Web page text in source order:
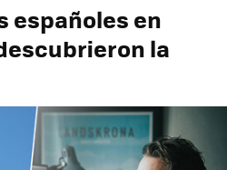
españoles en
la